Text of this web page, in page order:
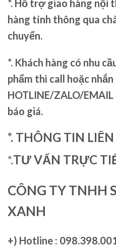
*. Hỗ trợ giao hàng nội
hàng tỉnh thông qua
chuyển.
*. Khách hàng có nhu
phẩm thì call hoặc
HOTLINE/ZALO/
báo giá.
*. THÔNG TIN
*.TƯ VẤN TRỰC
CÔNG TY TNHH
XANH
+) Hotline :